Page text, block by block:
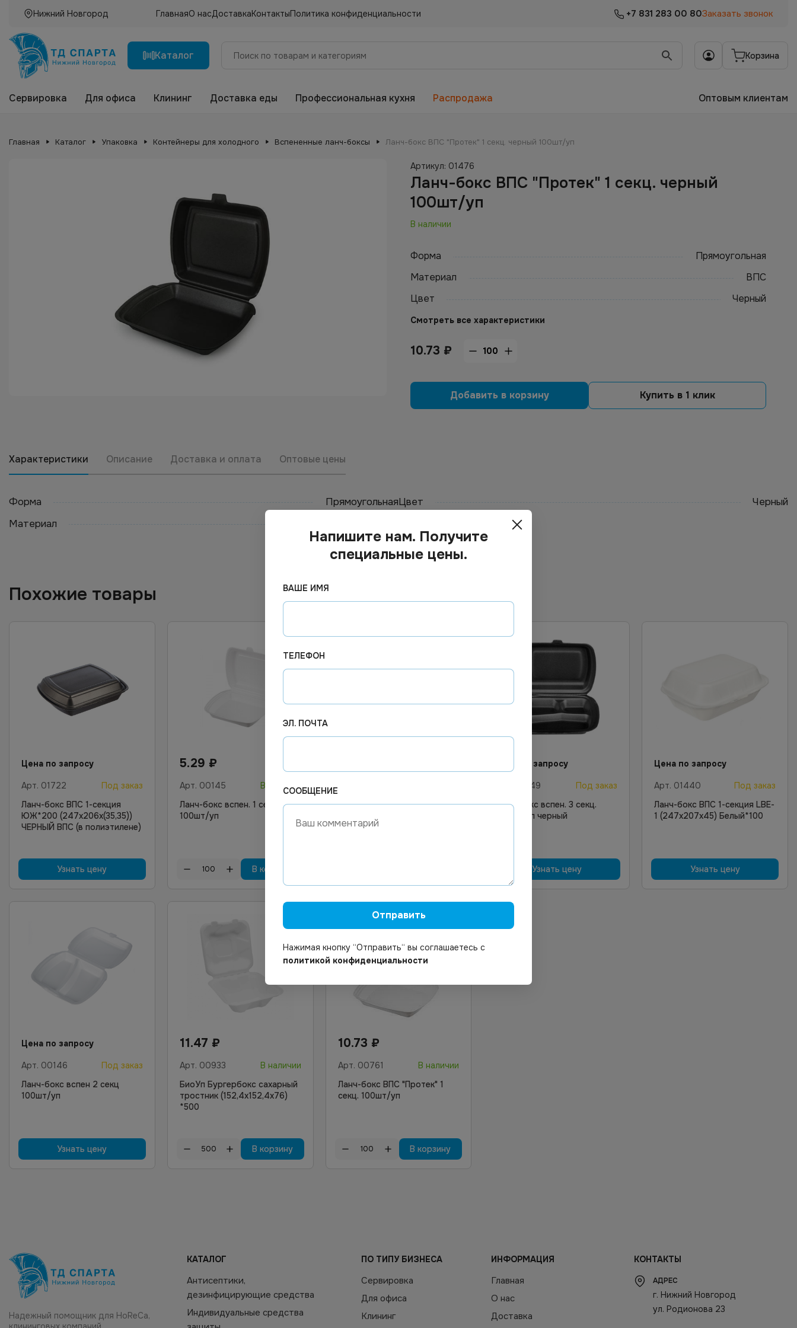
Нижний Новгород ГлавнаяО насДоставкаКонтактыПолитика конфиденциальности +7 831 283 00 80Заказать звонок
Каталог Корзина
Сервировка Для офиса Клининг Доставка еды Профессиональная кухня Распродажа Оптовым клиентам
Главная Каталог Упаковка Контейнеры для холодного Вспененные ланч-боксы Ланч-бокс ВПС "Протек" 1 секц. черный 100шт/уп
Артикул: 01476
Ланч-бокс ВПС "Протек" 1 секц. черный
100шт/уп
В наличии
Форма
Прямоугольная
Материал
ВПС
Цвет
Черный
Смотреть все характеристики
10.73 ₽
Добавить в корзину Купить в 1 клик
Характеристики Описание Доставка и оплата Оптовые цены
Форма
Прямоугольная
Материал
Цвет Черный
Похожие товары
Цена по запросу
Арт. 01722
Под заказ
Ланч-бокс ВПС 1-секция
ЮЖ*200 (247х206х(35,35))
ЧЕРНЫЙ ВПС (в полиэтилене)
Узнать цену
5.29 ₽
Арт. 00145
В наличии
Ланч-бокс вспен. 1 секц.
100шт/уп
В корзину
Ланч-бокс ВПС 1-секция
полиэтилене)
Цена по запросу
01349
Под заказ
Ланч-бокс вспен. 3 секц.
100шт/уп черный
Узнать цену
Цена по запросу
Арт. 01440
Под заказ
Ланч-бокс ВПС 1-секция LBE-
1 (247х207х45) Белый*100
Узнать цену
Цена по запросу
Арт. 00146
Под заказ
Ланч-бокс вспен 2 секц
100шт/уп
Узнать цену
11.47 ₽
Арт. 00933
В наличии
БиоУп Бургербокс сахарный
тростник (152,4х152,4х76)
*500
В корзину
10.73 ₽
Арт. 00761
В наличии
Ланч-бокс ВПС "Протек" 1
секц. 100шт/уп
В корзину
Надежный помощник для HoReCa,
КАТАЛОГ
Антисептики,
дезинфицирующие средства
Индивидуальные средства
ПО ТИПУ БИЗНЕСА
Сервировка
Для офиса
Клининг
ИНФОРМАЦИЯ
Главная
О нас
Доставка
КОНТАКТЫ
АДРЕС
г. Нижний Новгород
ул. Родионова 23
Напишите нам. Получите
специальные цены.
ВАШЕ ИМЯ
ТЕЛЕФОН
ЭЛ. ПОЧТА
СООБЩЕНИЕ
Отправить
Нажимая кнопку “Отправить“ вы соглашаетесь с
политикой конфиденциальности